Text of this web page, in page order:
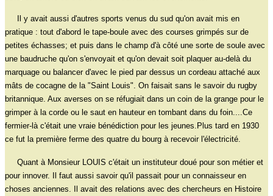
Il y avait aussi d'autres sports venus du sud qu'on avait mis en
pratique : tout d'abord le tape-boule avec des courses grimpés sur de
petites échasses; et puis dans le champ d'à côté une sorte de soule avec
une baudruche qu'on s'envoyait et qu'on devait soit plaquer au-delà du
marquage ou balancer d'avec le pied par dessus un cordeau attaché aux
mâts de cocagne de la "Saint Louis". On faisait sans le savoir du rugby
britannique. Aux averses on se réfugiait dans un coin de la grange pour le
grimper à la corde ou le saut en hauteur en tombant dans du foin....Ce
fermier-là c'était une vraie bénédiction pour les jeunes.Plus tard en 1930
ce fut la première ferme des quatre du bourg à recevoir l'électricité.
Quant à Monsieur LOUIS c'était un instituteur doué pour son métier et
pour innover. Il faut aussi savoir qu'il passait pour un connaisseur en
choses anciennes. Il avait des relations avec des chercheurs en Histoire